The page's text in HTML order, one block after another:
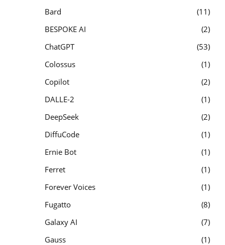
Bard
11
BESPOKE AI
2
ChatGPT
53
Colossus
1
Copilot
2
DALLE-2
1
DeepSeek
2
DiffuCode
1
Ernie Bot
1
Ferret
1
Forever Voices
1
Fugatto
8
Galaxy AI
7
Gauss
1